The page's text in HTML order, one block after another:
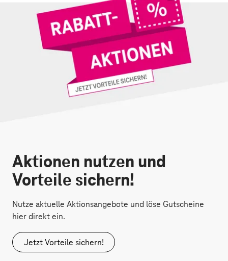
Aktionen nutzen und
Vorteile sichern!
Nutze aktuelle Aktionsangebote und löse Gutscheine
hier direkt ein.
Jetzt Vorteile sichern!